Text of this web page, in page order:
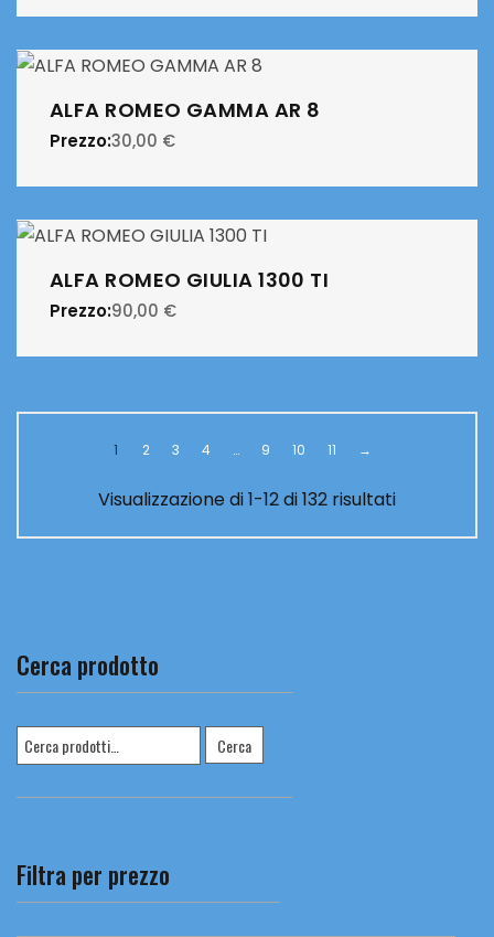
Cerca prodotto
Cerca: Cerca
Filtra per prezzo
ALFA ROMEO GAMMA AR 8
Prezzo:30,00 €
ALFA ROMEO GIULIA 1300 TI
Prezzo:90,00 €
1 2 3 4 … 9 10 11 →
Visualizzazione di 1-12 di 132 risultati